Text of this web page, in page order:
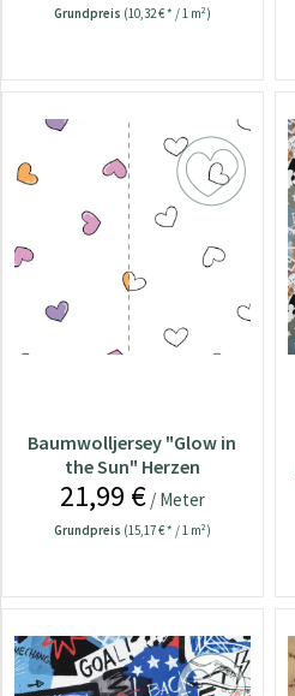
Grundpreis (10,32 € * / 1 m²)
Baumwolljersey "Glow in
the Sun" Herzen
21,99 €/ Meter
Grundpreis (15,17 € * / 1 m²)